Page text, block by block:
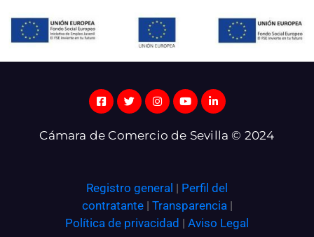
Cámara de Comercio de Sevilla © 2024
Registro general | Perfil del
contratante| Transparencia|
Política de privacidad | Aviso Legal